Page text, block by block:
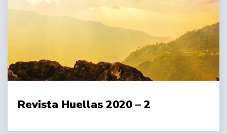
Revista Huellas 2020 – 2